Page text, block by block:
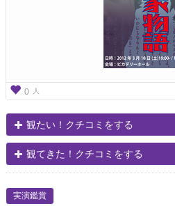
0 人
観たい！クチコミをする
観てきた！クチコミをする
実演鑑賞